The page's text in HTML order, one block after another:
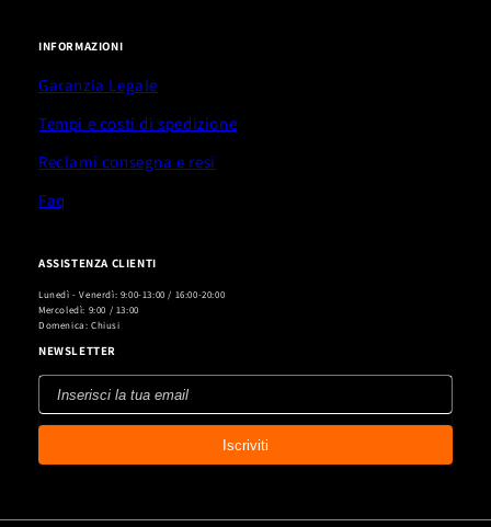
INFORMAZIONI
Garanzia Legale
Tempi e costi di spedizione
Reclami consegna e resi
Faq
ASSISTENZA CLIENTI
Lunedì - Venerdì: 9:00-13:00 / 16:00-20:00
Mercoledì: 9:00 / 13:00
Domenica: Chiusi
NEWSLETTER
Inserisci
la
Iscriviti